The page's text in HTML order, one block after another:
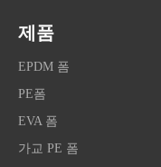
제품
EPDM 폼
PE폼
EVA 폼
가교 PE 폼